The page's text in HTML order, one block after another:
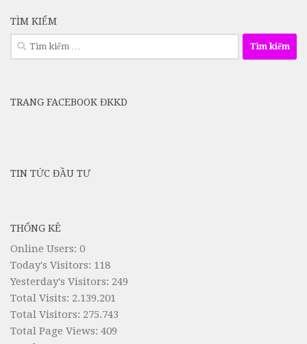
TÌM KIẾM
Tìm
kiếm
TRANG FACEBOOK ĐKKD
TIN TỨC ĐẦU TƯ
THỐNG KÊ
Online Users: 0
Today's Visitors: 118
Yesterday's Visitors: 249
Total Visits: 2.139.201
Total Visitors: 275.743
Total Page Views: 409